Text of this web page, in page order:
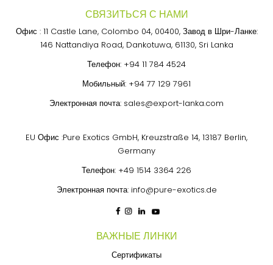
СВЯЗИТЬСЯ С НАМИ
Офис : 11 Castle Lane, Colombo 04, 00400, Завод в Шри-Ланке:
146 Nattandiya Road, Dankotuwa, 61130, Sri Lanka
Телефон: +94 11 784 4524
Мобильный: +94 77 129 7961
Электронная почта: sales@export-lanka.com
EU Офис :Pure Exotics GmbH, Kreuzstraße 14, 13187 Berlin,
Germany
Телефон: +49 1514 3364 226
Электронная почта: info@pure-exotics.de
ВАЖНЫЕ ЛИНКИ
Сертификаты